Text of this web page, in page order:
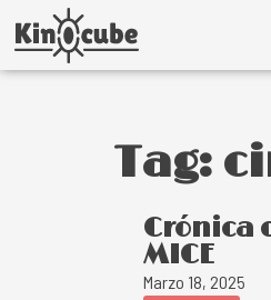
Tag:
Crónica
MICE
Marzo 18, 2025